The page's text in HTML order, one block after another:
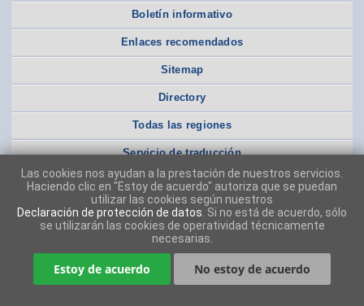
Boletín informativo
Enlaces recomendados
Sitemap
Directory
Todas las regiones
Servicio de traducción
Las cookies nos ayudan a la prestación de nuestros servicios.
Haciendo clic en "Estoy de acuerdo" autoriza que se puedan
utilizar las cookies según nuestros
Declaración de protección de datos . Si no está de acuerdo, sólo
se utilizarán las cookies de operatividad técnicamente
necesarias.